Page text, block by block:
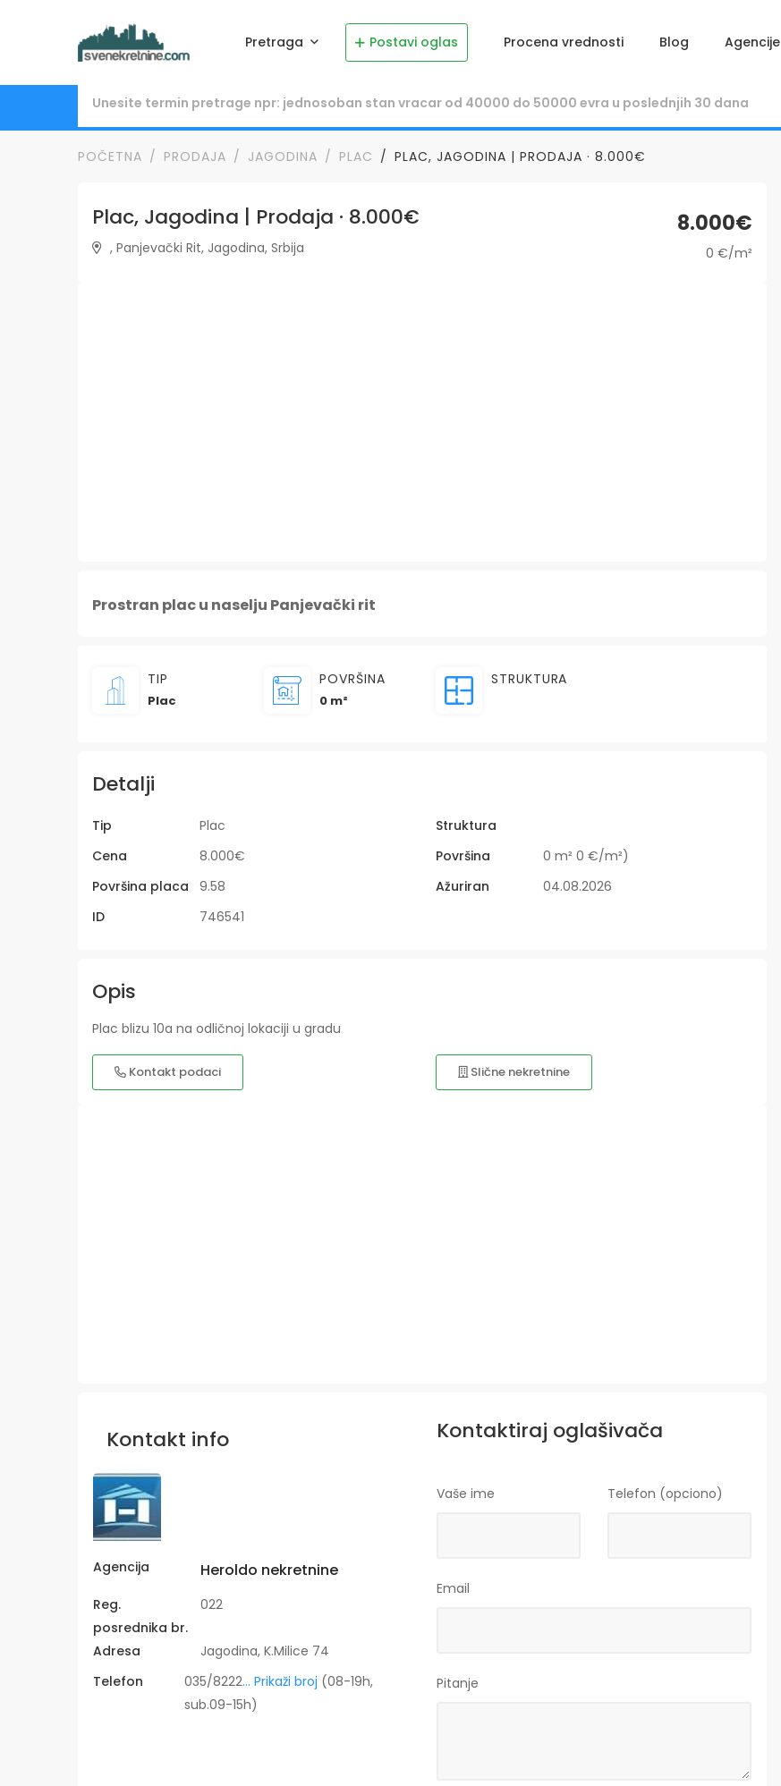
Pretraga Postavi oglas Procena vrednosti Blog Agencije
POČETNA PRODAJA JAGODINA PLAC PLAC, JAGODINA | PRODAJA · 8.000€
Plac, Jagodina | Prodaja · 8.000€
, Panjevački Rit, Jagodina, Srbija
8.000€
0 €/m²
Prostran plac u naselju Panjevački rit
TIP
Plac
POVRŠINA
0 m²
STRUKTURA
Detalji
Tip Plac
Struktura
Cena
8.000€ Površina
0 m² 0 €/m²)
Površina placa
9.58 Ažuriran
04.08.2026
ID
746541
Opis
Plac blizu 10a na odličnoj lokaciji u gradu
Kontakt podaci Slične nekretnine
Kontakt info
Agencija Heroldo nekretnine
Reg.
posrednika br.
022
Adresa
Jagodina, K.Milice 74
Telefon
035/8222... Prikaži broj (08-19h,
sub.09-15h)
Kontaktiraj oglašivača
Vaše ime Telefon (opciono)
Email
Pitanje